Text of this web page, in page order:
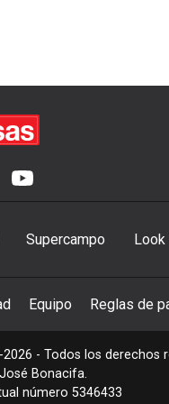
Supercampo Look
Equipo Reglas de
- Todos los derechos
Bonacifa.
número 5346433